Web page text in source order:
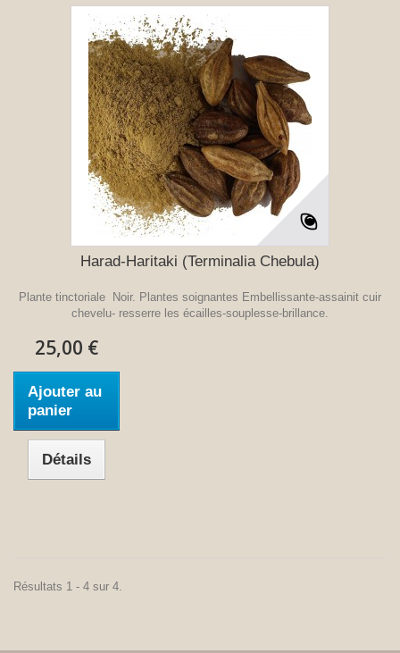
Harad-Haritaki (Terminalia Chebula)
Plante tinctoriale Noir. Plantes soignantes Embellissante-assainit cuir
chevelu- resserre les écailles-souplesse-brillance.
25,00 €
Ajouter au
panier
Détails
Résultats 1 - 4 sur 4.